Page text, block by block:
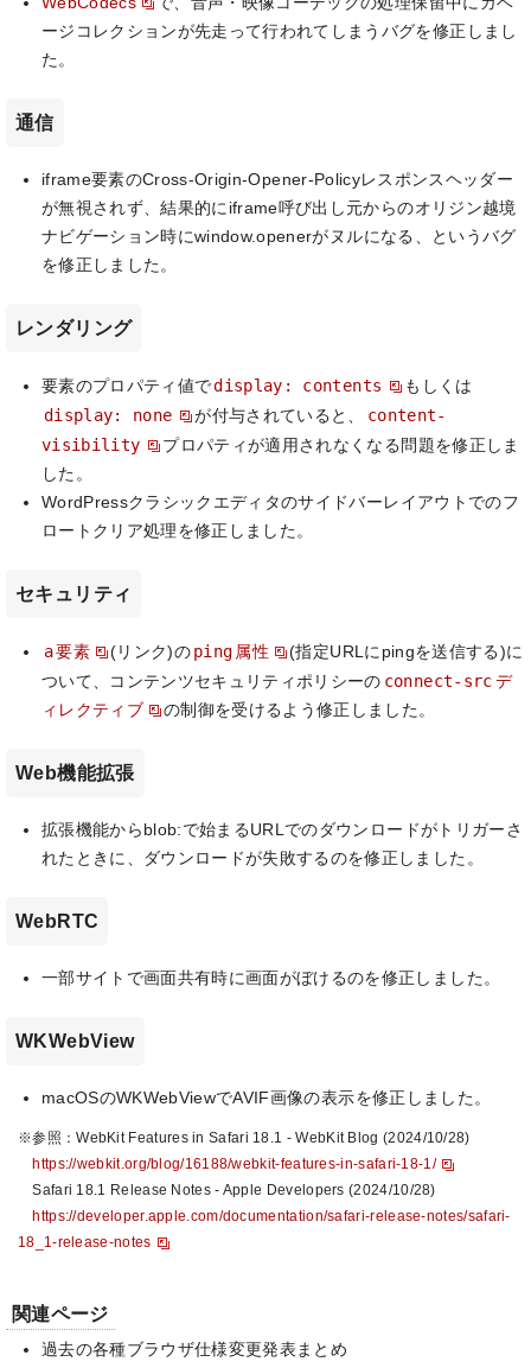
ージコレクションが先走って行われてしまうバグを修正しまし
た。
通信
iframe要素のCross-Origin-Opener-Policyレスポンスヘッダー
が無視されず、結果的にiframe呼び出し元からのオリジン越境
ナビゲーション時にwindow.openerがヌルになる、というバグ
を修正しました。
レンダリング
要素のプロパティ値でdisplay: contents もしくは
display: none が付与されていると、
content-
visibility
プロパティが適用されなくなる問題を修正しま
した。
WordPressクラシックエディタのサイドバーレイアウトでのフ
ロートクリア処理を修正しました。
セキュリティ
a要素 (リンク)の ping 属性
(指定URLにpingを送信する)に
ついて、コンテンツセキュリティポリシーの connect-src デ
ィレクティブ
の制御を受けるよう修正しました。
Web機能拡張
拡張機能からblob:で始まるURLでのダウンロードがトリガーさ
れたときに、ダウンロードが失敗するのを修正しました。
WebRTC
一部サイトで画面共有時に画面がぼけるのを修正しました。
WKWebView
macOSのWKWebViewでAVIF画像の表示を修正しました。
※参照：WebKit Features in Safari 18.1 - WebKit Blog (2024/10/28)
https://webkit.org/blog/16188/webkit-features-in-safari-18-1/
Safari 18.1 Release Notes - Apple Developers (2024/10/28)
https://developer.apple.com/documentation/safari-release-notes/safari-
18_1-release-notes
関連ページ
過去の各種ブラウザ仕様変更発表まとめ